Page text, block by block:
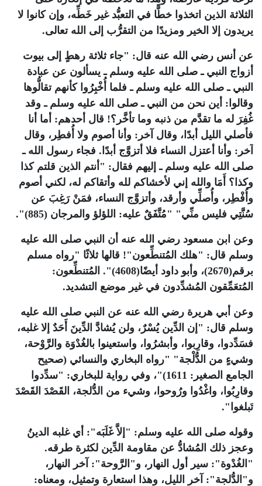
الثلاثة الذين اتخذوا خطًّا في التعبُّد غير خَطِّه، وإن كانوا لا
يريدون إلا الخير ومزيدًا من التقرُّب إلى الله تعالى.
عن أنس رضي الله عنه قال: "جاء ثلاثة رهطٍ إلى بيوت
أزواج النبي ـ صلى الله عليه وسلم ـ يسألون عن عبادة
النبي ـ صلى الله عليه وسلم ـ فلما أُخْبِرُوا كأنهم تقالُّوها
وقالوا: أين نحن من النبي ـ صلى الله عليه وسلم ـ وقد
غُفِرَ له ما تقدَّم من ذنبه وما تأخَّر؟! قال أحدهم: أما أنا
فأصلي الليل أبدًا، وقال آخر: وأنا أصوم ولا أُفطِر، وقال
آخر: وأنا أعتزل النساء فلا أتزوَّج أبدًا. فجاء رسول الله ـ
صلى الله عليه وسلم ـ إليهم فقال: "أنتم الذين قلتم كذا
وكذا؟ أَمَا والله إني لأخشاكم لله وأتقاكم له، لكني أصوم
وأُفْطِر، وأُصلِّي وأرقد، وأتزوَّج النساء، فمَنْ رَغِبَ عن
سُنَّتِي فليس منِّي" "مُتَّفَقٌ عليه: اللؤلؤ والمرجان (885)".
وعن ابن مسعود رضي الله عنه أن النبي صلى الله عليه
وسلم قال: "هلك المُتنطِّعون"! قالها ثلاثًا "رواه مسلم
برقم(2670)، وأبو داود أيضًا(4608)". المُتنطِّعون:
المُتعَمِّقون المُشدِّدون في غير موضع التشديد.
وعن أبي هريرة رضي الله عنه عن النبي صلى الله عليه
وسلم قال: "إن الدِّين يُسْرٌ، ولن يُشادَّ الدِّينَ أَحَدٌ إلا غلبه،
فسَدِّدوا، وقارِبوا، وأبشرُوا، واستعينوا بالغُدْوَة والرَّوْحة،
وشيءٍ من الدُّلْجة" "رواه البخاري والنسائي (صحيح
الجامع الصغير: 1611)"، وفي رواية للبخاري: "سدِّدوا
وقارِبُوا، واغْدُوا ورُوحوا، وشيء من الدُّلجة، القَصْدَ القَصْدَ
تَبلغوا".
وقوله صلى الله عليه وسلم: "إلاَّ غَلَبَه": أي غلبه الدينُ
وعجز ذلك المُشادُّ عن مقاومة الدِّين لكثرة طرقه.
"الغُدْوة": سير أول النهار، و"الرَّوحة": آخر النهار،
و"الدُّلجة": آخر الليل، وهذا استعارة وتمثيل، ومعناه: